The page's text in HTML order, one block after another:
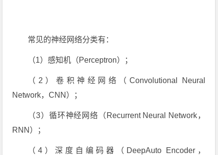
常见的神经网络分类有：
（1）感知机（Perceptron）；
（2）卷积神经网络（Convolutional Neural
Network，CNN）；
（3）循环神经网络（Recurrent Neural Network，
RNN）；
（4）深度自编码器（DeepAuto Encoder，